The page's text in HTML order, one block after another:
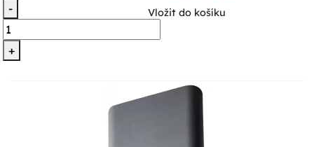
-
+
Vložit do košíku